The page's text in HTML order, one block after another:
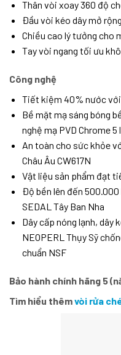
Thân vòi xoay 360 độ
Đầu vòi kéo dây mở
Chiều cao lý tưởng cho
Tay vòi ngang tối ưu
Công nghệ
Tiết kiệm 40% nước
Bề mặt mạ sáng bóng
nghệ mạ PVD Chrome 5
An toàn cho sức khỏe
Châu Âu CW617N
Vật liệu sản phẩm đạt
Độ bền lên đến
SEDAL Tây Ban Nha
Dây cấp nóng lạnh, dây
NEOPERL Thụy Sỹ
chuẩn NSF
Bảo hành chính hãng 5
Tìm hiểu thêmvòi rửa